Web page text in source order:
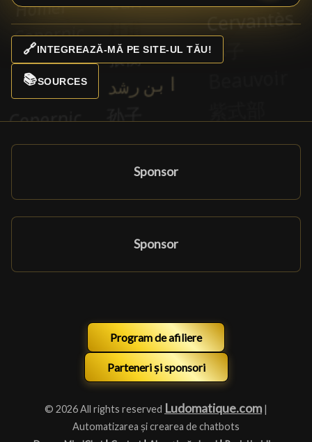
🔗INTEGREAZĂ-MĂ PE SITE-UL TĂU!
📚SOURCES
Sponsor
Sponsor
Program de afiliere
Parteneri și sponsori
© 2026 All rights reserved Ludomatique.com |
Automatizarea și crearea de chatbots